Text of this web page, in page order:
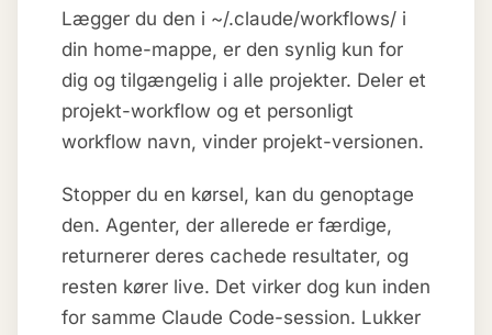
Lægger du den i ~/.claude/workflows/ i
din home-mappe, er den synlig kun for
dig og tilgængelig i alle projekter. Deler et
projekt-workflow og et personligt
workflow navn, vinder projekt-versionen.
Stopper du en kørsel, kan du genoptage
den. Agenter, der allerede er færdige,
returnerer deres cachede resultater, og
resten kører live. Det virker dog kun inden
for samme Claude Code-session. Lukker